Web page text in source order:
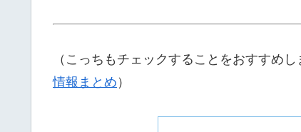
（こっちもチェックすることをおすすめ
情報まとめ ）